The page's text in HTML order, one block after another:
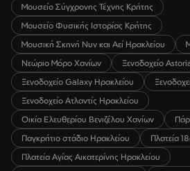
Μουσείο Σύγχρονης Τέχνης Κρήτης
Μουσείο Φυσικής Ιστορίας Κρήτης
Μουσική Σκηνή Νυν και Αεί Ηρακλείου
Νεώριο Μόρο Χανίων
Ξενοδοχείο
Ξενοδοχείο Galaxy Ηρακλείου
Ξενοδοχείο Ατλαντίς Ηρακλείου
Οικία Ελευθερίου Βενιζέλου Χανίων
Παγκρήτιο στάδιο Ηρακλείου
Πλατεία
Πλατεία Αγίας Αικατερίνης Ηρακλείου